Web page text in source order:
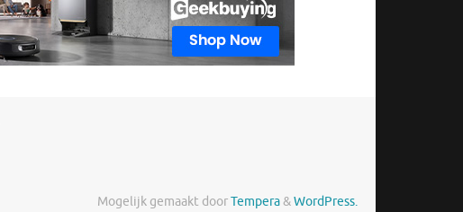
Mogelijk gemaakt doorTempera&WordPress.